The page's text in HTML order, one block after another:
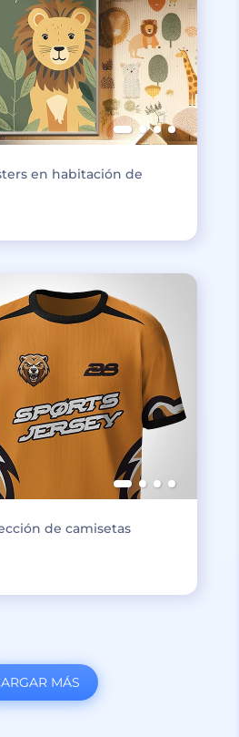
en habitación de
de camisetas
MÁS